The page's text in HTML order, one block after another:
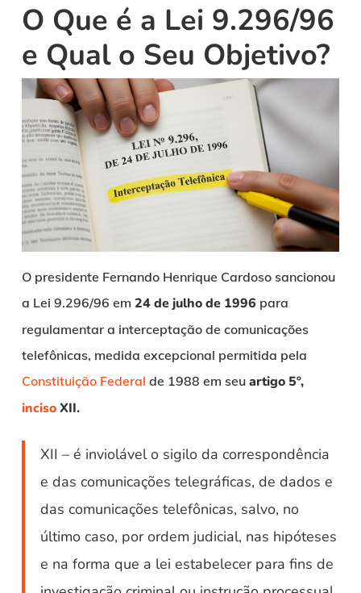
O Que é a Lei 9.296/96
e Qual o Seu Objetivo?
O presidente Fernando Henrique Cardoso sancionou
a Lei 9.296/96 em 24 de julho de 1996 para
regulamentar a interceptação de comunicações
telefônicas, medida excepcional permitida pela
Constituição Federal de 1988 em seuartigo 5º,
incisoXII.
XII – é inviolável o sigilo da correspondência
e das comunicações telegráficas, de dados e
das comunicações telefônicas, salvo, no
último caso, por ordem judicial, nas hipóteses
e na forma que a lei estabelecer para fins de